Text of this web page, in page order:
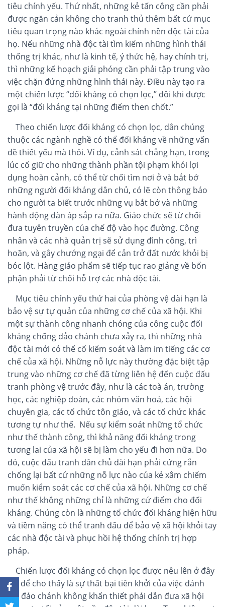
tiêu chính yếu. Thứ nhất, những kẻ tấn công cần phải
được ngăn cản không cho tranh thủ thêm bất cứ mục
tiêu quan trọng nào khác ngoài chính nền độc tài của
họ. Nếu những nhà độc tài tìm kiếm những hình thái
thống trị khác, như là kinh tế, ý thức hệ, hay chính trị,
thì những kế hoạch giải phóng cần phải tập trung vào
việc chặn đứng những hình thái này. Điều này tạo ra
một chiến lược “đối kháng có chọn lọc,” đôi khi được
gọi là “đối kháng tại những điểm then chốt.”
Theo chiến lược đối kháng có chọn lọc, dân chúng
thuộc các ngành nghề có thể đối kháng về những vấn
đề thiết yếu mà thôi. Ví dụ, cảnh sát chẳng hạn, trong
lúc cố giữ cho những thành phần tội phạm khỏi lợi
dụng hoàn cảnh, có thể từ chối tìm nơi ở và bắt bớ
những người đối kháng dân chủ, có lẽ còn thông báo
cho người ta biết trước những vụ bắt bớ và những
hành động đàn áp sắp ra nữa. Giáo chức sẽ từ chối
đưa tuyên truyền của chế độ vào học đường. Công
nhân và các nhà quản trị sẽ sử dụng đình công, trì
hoãn, và gây chướng ngại để cản trở đất nước khỏi bị
bóc lột. Hàng giáo phẩm sẽ tiếp tục rao giảng về bổn
phận phải từ chối hỗ trợ các nhà độc tài.
Mục tiêu chính yếu thứ hai của phòng vệ dài hạn là
bảo vệ sự tự quản của những cơ chế của xã hội. Khi
một sự thành công nhanh chóng của công cuộc đối
kháng chống đảo chánh chưa xảy ra, thì những nhà
độc tài mới có thể cố kiểm soát và làm im tiếng các cơ
chế của xã hội. Những nỗ lực này thường đặc biệt tập
trung vào những cơ chế đã từng liên hệ đến cuộc đấu
tranh phòng vệ trước đây, như là các toà án, trường
học, các nghiệp đoàn, các nhóm văn hoá, các hội
chuyên gia, các tổ chức tôn giáo, và các tổ chức khác
tương tự như thế. Nếu sự kiểm soát những tổ chức
như thế thành công, thì khả năng đối kháng trong
tương lai của xã hội sẽ bị làm cho yếu đi hơn nữa. Do
đó, cuộc đấu tranh dân chủ dài hạn phải cứng rắn
chống lại bất cứ những nỗ lực nào của kẻ xâm chiếm
muốn kiểm soát các cơ chế của xã hội. Những cơ chế
như thế không những chỉ là những cứ điểm cho đối
kháng. Chúng còn là những tổ chức đối kháng hiện hữu
và tiềm năng có thể tranh đấu để bảo vệ xã hội khỏi tay
các nhà độc tài và phục hồi hệ thống chính trị hợp
pháp.
Chiến lược đối kháng có chọn lọc được nêu lên ở đây
chỉ để cho thấy là sự thất bại tiên khởi của việc đánh
bại đảo chánh không khẩn thiết phải dẫn đưa xã hội